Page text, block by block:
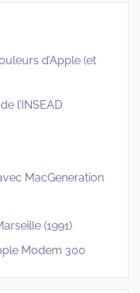
d’Apple (et
l’INSEAD
MacGeneration
(1991)
Modem 300